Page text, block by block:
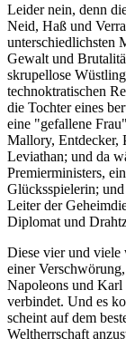
Leider nein, denn
Neid, Haß und
unterschiedlichsten
Gewalt und
skrupellose
technoktratischen
die Tochter eines
eine "gefallene
Mallory, Entdecker,
Leviathan; und da
Premierministers,
Glücksspielerin;
Leiter der
Diplomat und
Diese vier und viele
einer
Napoleons und
verbindet. Und es
scheint auf dem
Weltherrschaft